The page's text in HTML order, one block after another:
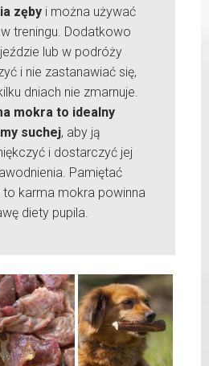
zęby i można używać
treningu. Dodatkowo
lub w podróży
i nie zastanawiać się,
dniach nie zmarnuje.
mokra to idealny
suchej, aby ją
i dostarczyć jej
Pamiętać
to karma mokra powinna
diety pupila.